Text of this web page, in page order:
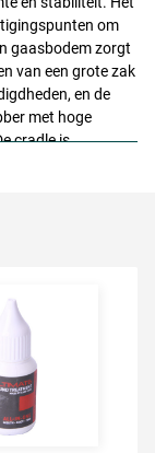
om
gaasbodem zorgt
van een grote zak
en de
met hoge
cradle is
met trekkoord,